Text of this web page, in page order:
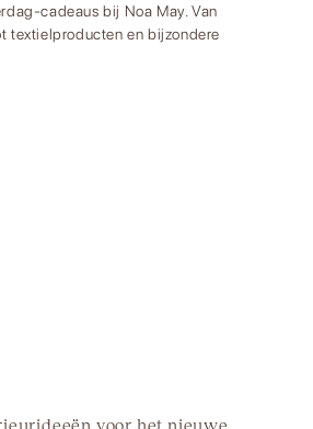
cadeaus bij Noa May. Van
textielproducten en bijzondere
voor het nieuwe